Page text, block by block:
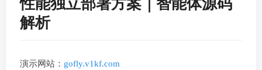
性能独立部署方案｜智能体源码
解析
演示网站： gofly.v1kf.com